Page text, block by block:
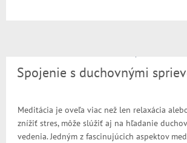
Spojenie s duchovnými
Meditácia je oveľa viac než len relaxácia
znížiť stres, môže slúžiť aj na hľadanie
vedenia. Jedným z fascinujúcich aspektov